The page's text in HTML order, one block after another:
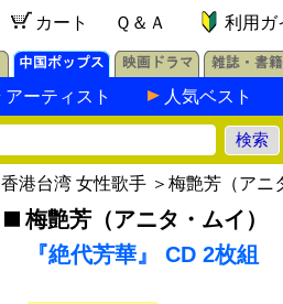
カート Ｑ＆Ａ 利用ガ
アーティスト 人気ベスト
香港台湾 女性歌手 ＞ 梅艶芳（アニ
梅艶芳（アニタ・ムイ）
『絶代芳華』 CD 2枚組